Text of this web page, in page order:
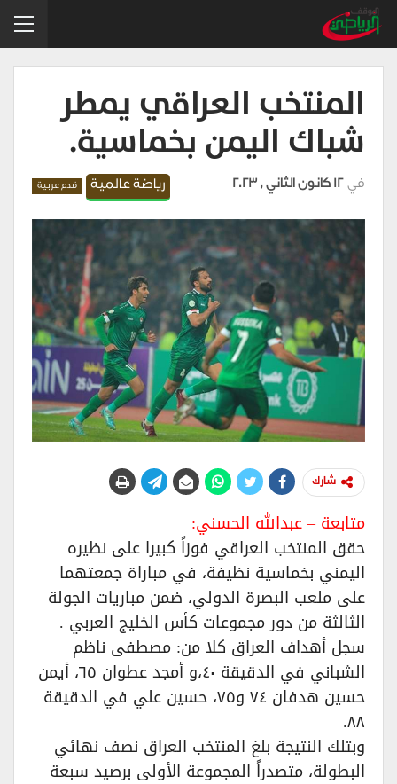
المنتخب العراقي يمطر
شباك اليمن بخماسية.
رياضة عالمية قدم عربية في 12 كانون الثاني , 2023
شارك
متابعة – عبدالله الحسني:
حقق المنتخب العراقي فوزاً كبيرا على نظيره
اليمني بخماسية نظيفة، في مباراة جمعتهما
على ملعب البصرة الدولي، ضمن مباريات الجولة
الثالثة من دور مجموعات كأس الخليج العربي .
سجل أهداف العراق كلا من: مصطفى ناظم
الشباني في الدقيقة ٤٠،و أمجد عطوان ٦٥، أيمن
حسين هدفان ٧٤ و٧٥، حسين علي في الدقيقة
٨٨.
وبتلك النتيجة بلغ المنتخب العراق نصف نهائي
البطولة، متصدراً المجموعة الأولى برصيد سبعة